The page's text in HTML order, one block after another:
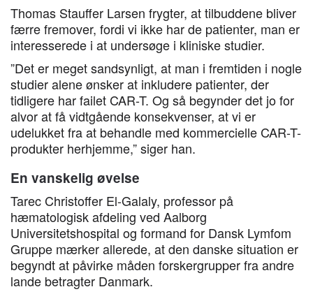
Thomas Stauffer Larsen frygter, at tilbuddene bliver
færre fremover, fordi vi ikke har de patienter, man er
interesserede i at undersøge i kliniske studier.
”Det er meget sandsynligt, at man i fremtiden i nogle
studier alene ønsker at inkludere patienter, der
tidligere har failet CAR-T. Og så begynder det jo for
alvor at få vidtgående konsekvenser, at vi er
udelukket fra at behandle med kommercielle CAR-T-
produkter herhjemme,” siger han.
En vanskelig øvelse
Tarec Christoffer El-Galaly, professor på
hæmatologisk afdeling ved Aalborg
Universitetshospital og formand for Dansk Lymfom
Gruppe mærker allerede, at den danske situation er
begyndt at påvirke måden forskergrupper fra andre
lande betragter Danmark.